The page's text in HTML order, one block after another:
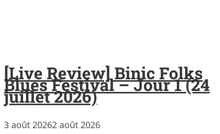
[Live Review] Binic Folks
Blues Festival – Jour 1 (24
juillet 2026)
3 août 20262 août 2026